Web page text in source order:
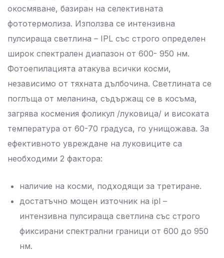
окосмяване, базиран на селективната
фототермолиза. Използва се интензивна
пулсираща светлина – IPL със строго определен
широк спектрален диапазон от 600- 950 нм.
Фотоепилацията атакува всички косми,
независимо от тяхната дълбочина. Светлината се
поглъща от меланина, съдържащ се в косъма,
загрява космения фоликул /луковица/ и високата
температура от 60-70 градуса, го унищожава. За
ефективното увреждане на луковиците са
необходими 2 фактора:
наличие на косми, подходящи за третиране.
достатъчно мощен източник на ipl –
интензивна пулсираща светлина със строго
фиксирани спектрални граници от 600 до 950
нм.